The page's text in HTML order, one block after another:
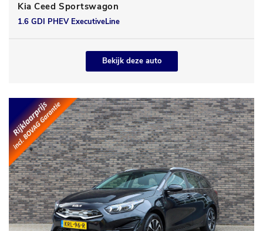
Kia Ceed Sportswagon
1.6 GDI PHEV ExecutiveLine
Bekijk deze auto